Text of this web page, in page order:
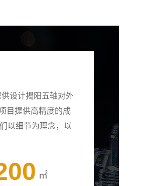
设计揭阳五轴对外
目提供高精度的成
以细节为理念，以
㎡